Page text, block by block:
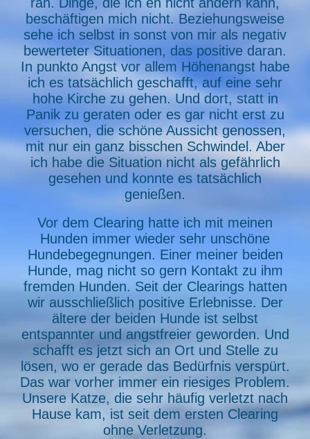
beschäftigen mich nicht. Beziehungsweise
sehe ich selbst in sonst von mir als negativ
bewerteter Situationen, das positive daran.
In punkto Angst vor allem Höhenangst habe
ich es tatsächlich geschafft, auf eine sehr
hohe Kirche zu gehen. Und dort, statt in
Panik zu geraten oder es gar nicht erst zu
versuchen, die schöne Aussicht genossen,
mit nur ein ganz bisschen Schwindel. Aber
ich habe die Situation nicht als gefährlich
gesehen und konnte es tatsächlich
genießen.
Vor dem Clearing hatte ich mit meinen
Hunden immer wieder sehr unschöne
Hundebegegnungen. Einer meiner beiden
Hunde, mag nicht so gern Kontakt zu ihm
fremden Hunden. Seit der Clearings hatten
wir ausschließlich positive Erlebnisse. Der
ältere der beiden Hunde ist selbst
entspannter und angstfreier geworden. Und
schafft es jetzt sich an Ort und Stelle zu
lösen, wo er gerade das Bedürfnis verspürt.
Das war vorher immer ein riesiges Problem.
Unsere Katze, die sehr häufig verletzt nach
Hause kam, ist seit dem ersten Clearing
ohne Verletzung.